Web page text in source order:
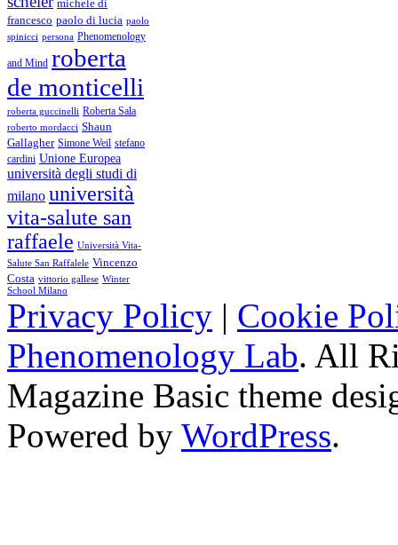
michele di
francesco paolo di lucia paolo
spinicci persona Phenomenology
and Mind roberta
de monticelli
roberta guccinelli Roberta Sala
roberto mordacci Shaun
Gallagher Simone Weil stefano
cardini Unione Europea
università degli studi di
milano università
vita-salute san
raffaele Università Vita-
Salute San Raffalele Vincenzo
Costa vittorio gallese Winter
School Milano
Privacy Policy | Cookie
Phenomenology Lab. All
Magazine Basic theme
Powered by WordPress.